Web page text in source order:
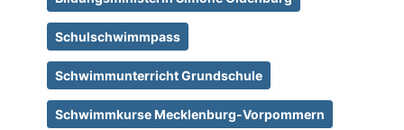
Schulschwimmpass
Schwimmunterricht Grundschule
Schwimmkurse Mecklenburg-Vorpommern